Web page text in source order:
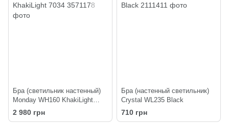
Бра (светильник настенный)
Monday WH160 KhakiLight
7034
2 980 грн
Бра (настенный светильник)
Crystal WL235 Black
710 грн